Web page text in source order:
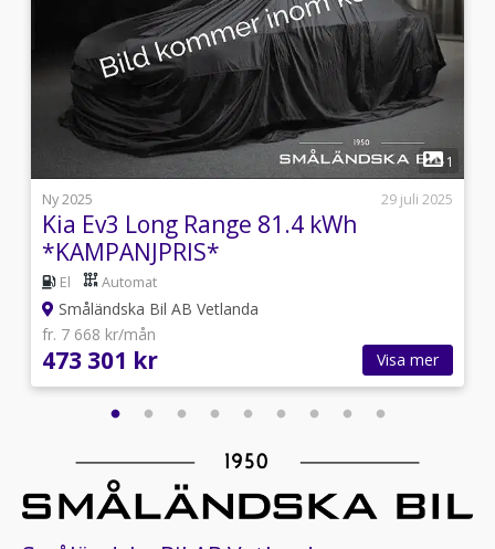
1
Ny 2025
29 juli 2025
Kia Ev3 Long Range 81.4 kWh
*KAMPANJPRIS*
El Automat
Småländska Bil AB Vetlanda
fr. 7 668 kr/mån
473 301 kr Visa mer